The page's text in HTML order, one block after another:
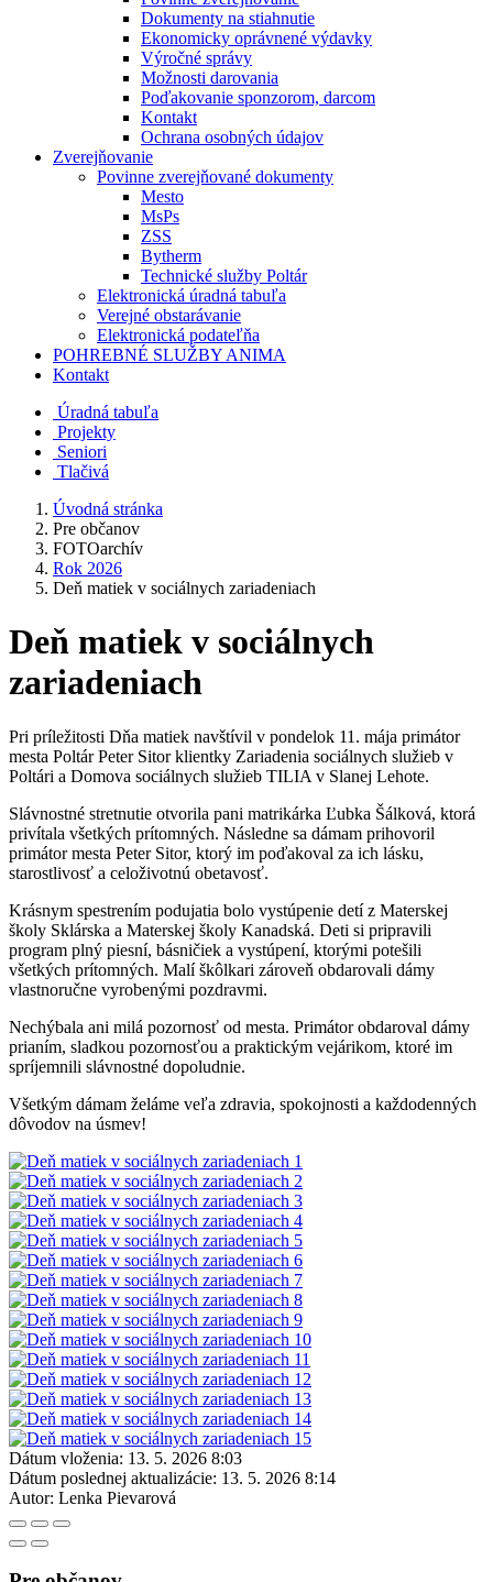
Dokumenty na stiahnutie
Ekonomicky oprávnené výdavky
Výročné správy
Možnosti darovania
Poďakovanie sponzorom, darcom
Kontakt
Ochrana osobných údajov
Zverejňovanie
Povinne zverejňované dokumenty
Mesto
MsPs
ZSS
Bytherm
Technické služby Poltár
Elektronická úradná tabuľa
Verejné obstarávanie
Elektronická podateľňa
POHREBNÉ SLUŽBY ANIMA
Kontakt
Úradná tabuľa
Projekty
Seniori
Tlačivá
Úvodná stránka
Pre občanov
FOTOarchív
Rok 2026
Deň matiek v sociálnych zariadeniach
Deň matiek v sociálnych
zariadeniach
Pri príležitosti Dňa matiek navštívil v pondelok 11. mája primátor
mesta Poltár Peter Sitor klientky Zariadenia sociálnych služieb v
Poltári a Domova sociálnych služieb TILIA v Slanej Lehote.
Slávnostné stretnutie otvorila pani matrikárka Ľubka Šálková, ktorá
privítala všetkých prítomných. Následne sa dámam prihovoril
primátor mesta Peter Sitor, ktorý im poďakoval za ich lásku,
starostlivosť a celoživotnú obetavosť.
Krásnym spestrením podujatia bolo vystúpenie detí z Materskej
školy Sklárska a Materskej školy Kanadská. Deti si pripravili
program plný piesní, básničiek a vystúpení, ktorými potešili
všetkých prítomných. Malí škôlkari zároveň obdarovali dámy
vlastnoručne vyrobenými pozdravmi.
Nechýbala ani milá pozornosť od mesta. Primátor obdaroval dámy
prianím, sladkou pozornosťou a praktickým vejárikom, ktoré im
spríjemnili slávnostné dopoludnie.
Všetkým dámam želáme veľa zdravia, spokojnosti a každodenných
dôvodov na úsmev!
Dátum vloženia: 13. 5. 2026 8:03
Dátum poslednej aktualizácie: 13. 5. 2026 8:14
Autor: Lenka Pievarová